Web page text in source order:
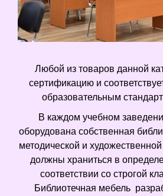
Любой из товаров данной
сертификацию и
образовательным
В каждом учебном
оборудована собственная
методической и
должны храниться в
соответствии со строгой
Библиотечная мебель